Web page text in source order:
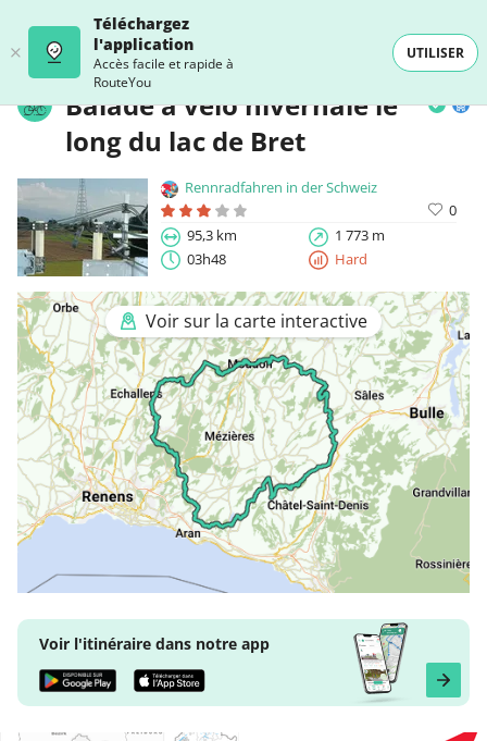
Téléchargez
l'application
Accès facile et rapide à
RouteYou
UTILISER
Balade à vélo hivernale le
long du lac de Bret
Rennradfahren in der Schweiz
0
95,3 km
1 773 m
03h48
Hard
Voir sur la carte interactive
Voir l'itinéraire dans notre app